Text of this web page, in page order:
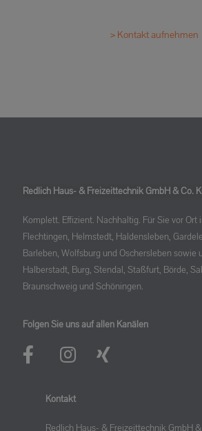
> Kontakt aufnehmen
Redlich Haus- & Freizeittechnik GmbH & Co.
Komplett. Effizient. Nachhaltig. Für Sie vor Ort
Flechtingen, Helmstedt, Haldensleben,
Barleben, Wolfsburg und Oschersleben sowie
Halberstadt, Burg, Stendal, Staßfurt, Börde,
Braunschweig und Schöningen.
Folgen Sie uns auf allen Kanälen
Kontakt
Redlich Haus- & Freizeittechnik GmbH &